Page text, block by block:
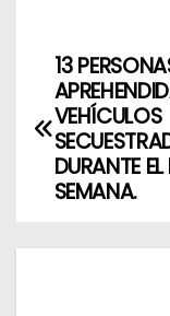
a
g
13
VEHÍCULOS
DURANTE EL
SEMANA.